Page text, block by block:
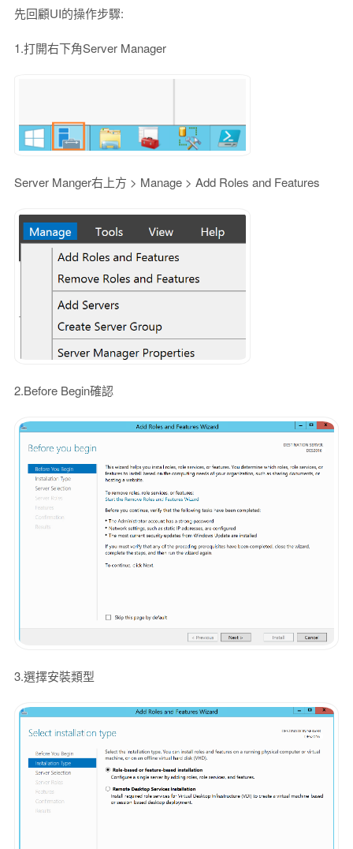
先回顧UI的操作步驟:
1.打開右下角Server Manager
Server Manger右上方 > Manage > Add Roles and Features
2.Before Begin確認
3.選擇安裝類型